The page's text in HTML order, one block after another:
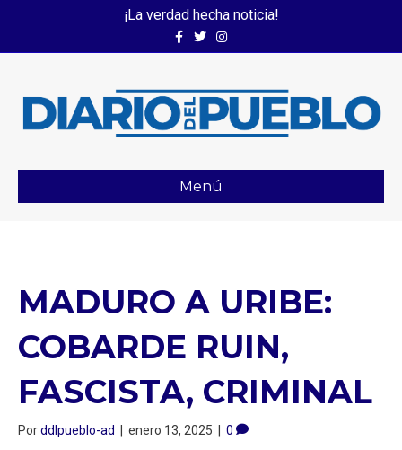
¡La verdad hecha noticia!
FacebookTwitterInstagram
Menú
MADURO A URIBE:
COBARDE RUIN,
FASCISTA, CRIMINAL
Porddlpueblo-ad | enero 13, 2025 | 0